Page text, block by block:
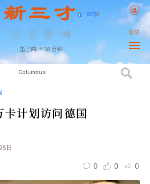
82F| C
笛子曲, 4:38 分钟
繁体
Columbus
卡计划访问德国
日
0 0 0